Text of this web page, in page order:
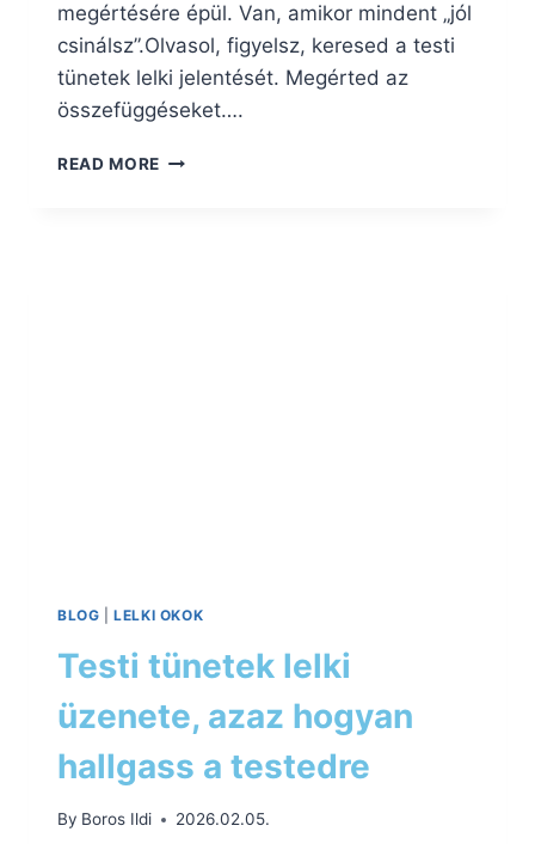
megértésére épül. Van, amikor mindent „jól
csinálsz”.Olvasol, figyelsz, keresed a testi
tünetek lelki jelentését. Megérted az
összefüggéseket….
READ MORE LELKI
BLOG |LELKI OKOK
Testi tünetek lelki
üzenete, azaz hogyan
hallgass a testedre
By Boros Ildi 2026.02.05.